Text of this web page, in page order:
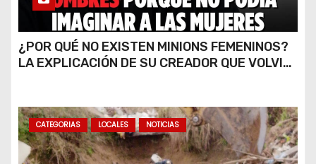
¿POR QUÉ NO EXISTEN MINIONS FEMENINOS?
LA EXPLICACIÓN DE SU CREADOR QUE VOLVIÓ
CATEGORIAS LOCALES NOTICIAS